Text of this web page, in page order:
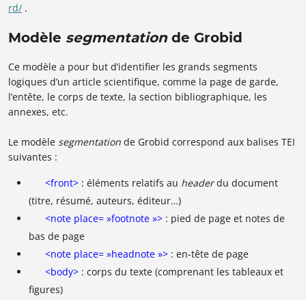
rd/ .
Modèle segmentationde Grobid
Ce modèle a pour but d’identifier les grands segments
logiques d’un article scientifique, comme la page de garde,
l’entête, le corps de texte, la section bibliographique, les
annexes, etc.
Le modèle segmentation de Grobid correspond aux balises TEI
suivantes :
<front> : éléments relatifs au headerdu document
(titre, résumé, auteurs, éditeur…)
<note place= »footnote »> : pied de page et notes de
bas de page
<note place= »headnote »> : en-tête de page
<body> : corps du texte (comprenant les tableaux et
figures)